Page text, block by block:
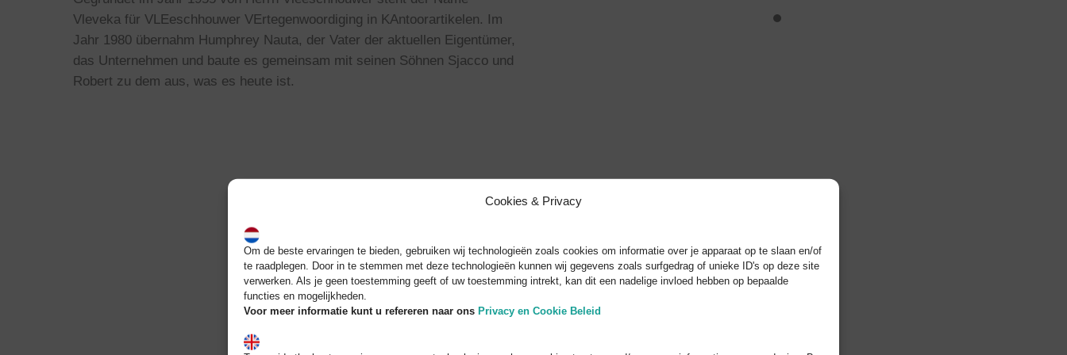
Cookies & Privacy
Om de beste ervaringen te bieden, gebruiken wij technologieën zoals cookies om informatie over je apparaat op te slaan en/of
te raadplegen. Door in te stemmen met deze technologieën kunnen wij gegevens zoals surfgedrag of unieke ID's op deze site
verwerken. Als je geen toestemming geeft of uw toestemming intrekt, kan dit een nadelige invloed hebben op bepaalde
functies en mogelijkheden.
Voor meer informatie kunt u refereren naar ons Privacy en Cookie Beleid
Vleveka für VLEeschhouwer VErtegenwoordiging in KAntoorartikelen. Im
Jahr 1980 übernahm Humphrey Nauta, der Vater der aktuellen Eigentümer,
das Unternehmen und baute es gemeinsam mit seinen Söhnen Sjacco und
Robert zu dem aus, was es heute ist.